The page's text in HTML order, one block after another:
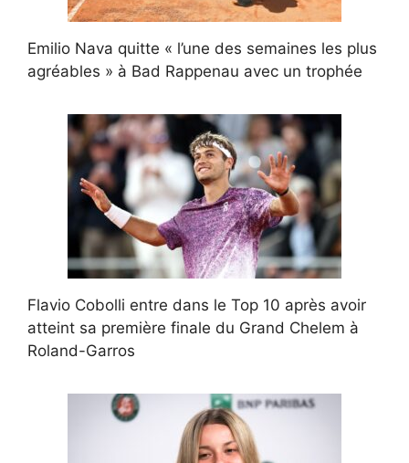
Emilio Nava quitte « l’une des semaines les plus
agréables » à Bad Rappenau avec un trophée
Flavio Cobolli entre dans le Top 10 après avoir
atteint sa première finale du Grand Chelem à
Roland-Garros